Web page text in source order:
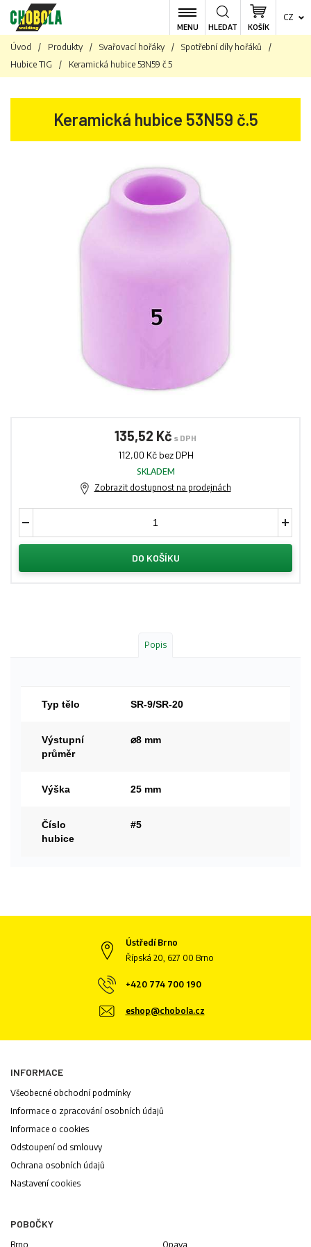
MENU KOŠÍK
CZ
HLEDAT
Úvod / Produkty / Svařovací hořáky / Spotřební díly hořáků
/
Hubice TIG
/ Keramická hubice 53N59 č.5
Keramická hubice 53N59 č.5
135,52 Kč s DPH
112,00 Kč bez DPH
SKLADEM
Zobrazit dostupnost na prodejnách
DO KOŠÍKU
Popis
Typ tělo SR-9/SR-20
Výstupní
průměr
⌀8 mm
Výška 25 mm
Číslo
hubice
#5
Ústředí Brno
Řípská 20, 627 00 Brno
+420 774 700 190
eshop@chobola.cz
INFORMACE
Všeobecné obchodní podmínky
Informace o zpracování osobních údajů
Informace o cookies
Odstoupení od smlouvy
Ochrana osobních údajů
Nastavení cookies
POBOČKY
Brno Opava